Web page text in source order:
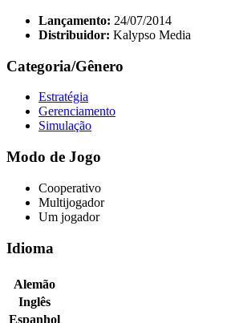
Lançamento: 24/07/2014
Distribuidor: Kalypso Media
Categoria/Gênero
Estratégia
Gerenciamento
Simulação
Modo de Jogo
Cooperativo
Multijogador
Um jogador
Idioma
Alemão
Inglês
Espanhol